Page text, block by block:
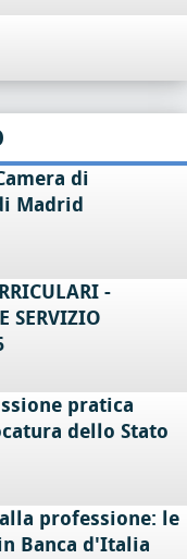
di
Madrid
-
SERVIZIO
pratica
dello Stato
professione: le
Banca d'Italia